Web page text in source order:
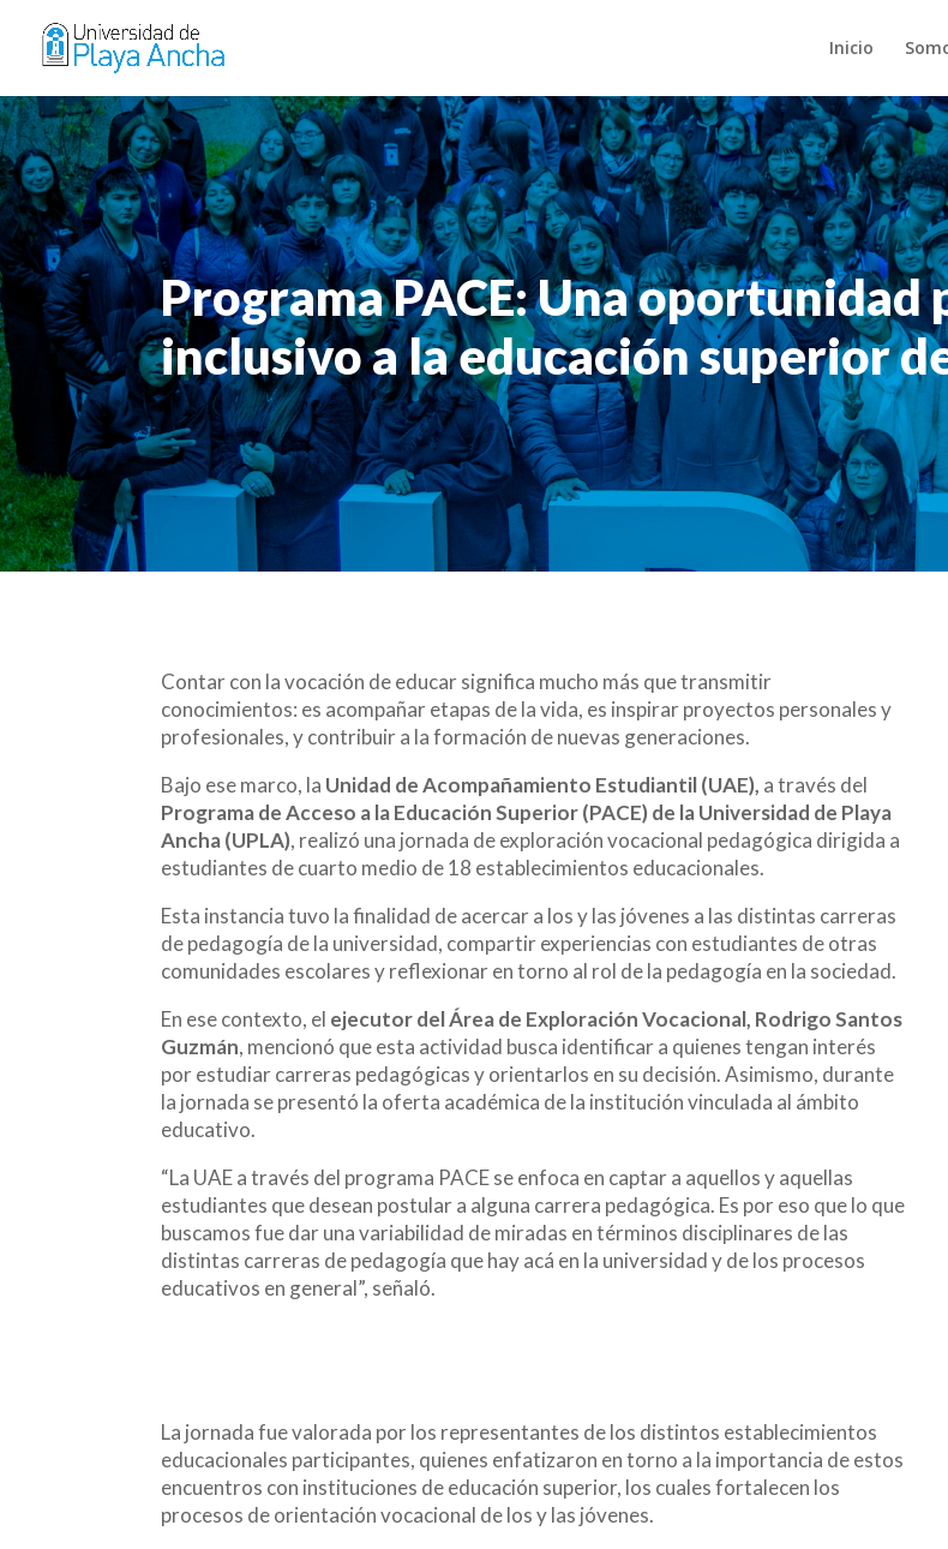
Inicio
Programa PACE: Una oportunidad
inclusivo a la educación superior
Contar con la vocación de educar significa mucho más que transmitir
conocimientos: es acompañar etapas de la vida, es inspirar proyectos personales y
profesionales, y contribuir a la formación de nuevas generaciones.
Bajo ese marco, la Unidad de Acompañamiento Estudiantil (UAE), a través del
Programa de Acceso a la Educación Superior (PACE) de la Universidad de Playa
Ancha (UPLA), realizó una jornada de exploración vocacional pedagógica dirigida a
estudiantes de cuarto medio de 18 establecimientos educacionales.
Esta instancia tuvo la finalidad de acercar a los y las jóvenes a las distintas carreras
de pedagogía de la universidad, compartir experiencias con estudiantes de otras
comunidades escolares y reflexionar en torno al rol de la pedagogía en la sociedad.
En ese contexto, el ejecutor del Área de Exploración Vocacional, Rodrigo Santos
Guzmán, mencionó que esta actividad busca identificar a quienes tengan interés
por estudiar carreras pedagógicas y orientarlos en su decisión. Asimismo, durante
la jornada se presentó la oferta académica de la institución vinculada al ámbito
educativo.
“La UAE a través del programa PACE se enfoca en captar a aquellos y aquellas
estudiantes que desean postular a alguna carrera pedagógica. Es por eso que lo que
buscamos fue dar una variabilidad de miradas en términos disciplinares de las
distintas carreras de pedagogía que hay acá en la universidad y de los procesos
educativos en general”, señaló.
La jornada fue valorada por los representantes de los distintos establecimientos
educacionales participantes, quienes enfatizaron en torno a la importancia de estos
encuentros con instituciones de educación superior, los cuales fortalecen los
procesos de orientación vocacional de los y las jóvenes.